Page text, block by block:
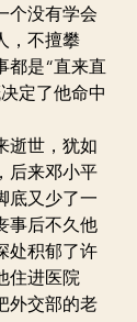
个没有学会
，不擅攀
都是“直来直
定了他命中
逝世，犹如
后来邓小平
底又少了一
事后不久他
处积郁了许
住进医院
外交部的老